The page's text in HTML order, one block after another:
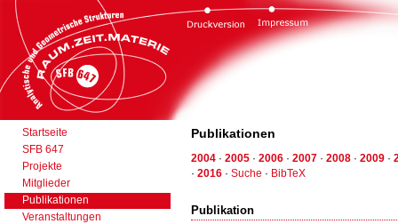
Startseite
SFB 647
Projekte
Mitglieder
Publikationen
Veranstaltungen
Publikationen
2004 · 2005 · 2006 · 2007 · 2008 · 2009 ·
· 2016 · Suche · BibTeX
Publikation